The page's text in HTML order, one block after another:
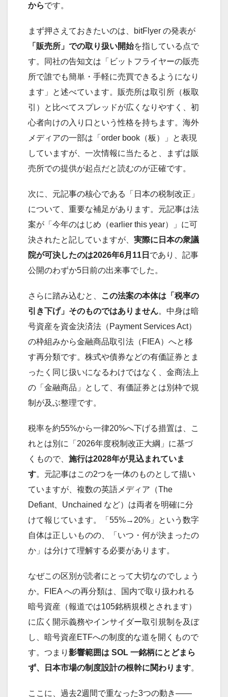
からです。
まず押さえておきたいのは、bitFlyer の発表が
「販売所」での取り扱い開始を指している点で
す。同社の告知文は「ビットフライヤーの販売
所で誰でも簡単・手軽に売買できるようになり
ます」と述べています。販売所は取引所（板取
引）と比べてスプレッドが広くなりやすく、初
心者向けの入り口という性格を持ちます。海外
メディアの一部は「order book（板）」と表現
していますが、一次情報に当たると、まずは販
売所での提供が起点だと読むのが正確です。
次に、元記事の核心である「日本の税制改正」
について、重要な補足があります。元記事は法
案が「今年のはじめ（earlier this year）」に可
決されたと記していますが、 実際に日本の衆議
院が可決したのは2026年6月11日 であり、記事
公開のわずか5日前の出来事でした。
さらに踏み込むと、
この法案の本体は「税率の
引き下げ」そのものではありません。中身は暗
号資産を資金決済法（Payment Services Act）
の枠組みから金融商品取引法（FIEA）へと移
す再分類です。株式や債券などの有価証券とま
ったく同じ扱いになるわけではなく、金商法上
の「金融商品」として、有価証券とは別枠で規
制が及ぶ整理です。
税率を約55%から一律20%へ下げる措置は、こ
れとは別に「2026年度税制改正大綱」に基づ
くもので、 施行は2028年が見込まれていま
す。元記事はこの2つを一体のものとして描い
ていますが、複数の英語メディア（The
Defiant、Unchained など）は両者を明確に分
けて報じています。「55%→20%」という数字
自体は正しいものの、「いつ・何が決まったの
か」は分けて理解する必要があります。
なぜこの区別が読者にとって大切なのでしょう
か。FIEA への再分類は、国内で取り扱われる
暗号資産（報道では105銘柄規模とされます）
に広く開示義務やインサイダー取引規制を及ぼ
し、暗号資産ETFへの制度的な道を開くもので
す。つまり 影響範囲は SOL 一銘柄にとどまら
ず、日本市場の制度設計の根幹に関わります。
ここに、過去2週間で重なった3つの動き——